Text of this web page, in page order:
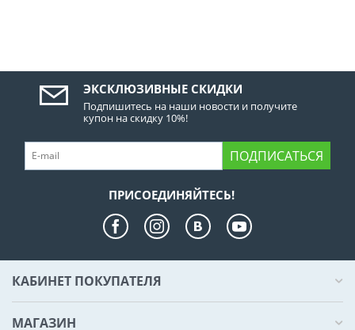
ЭКСКЛЮЗИВНЫЕ СКИДКИ
Подпишитесь на наши новости и получите
купон на скидку 10%!
ПОДПИСАТЬСЯ
ПРИСОЕДИНЯЙТЕСЬ!
КАБИНЕТ ПОКУПАТЕЛЯ
МАГАЗИН